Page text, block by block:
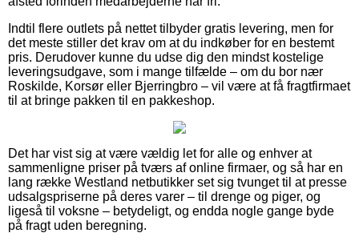
Indtil flere outlets på nettet tilbyder gratis levering, men for
det meste stiller det krav om at du indkøber for en bestemt
pris. Derudover kunne du udse dig den mindst kostelige
leveringsudgave, som i mange tilfælde – om du bor nær
Roskilde, Korsør eller Bjerringbro – vil være at få fragtfirmaet
til at bringe pakken til en pakkeshop.
Det har vist sig at være vældig let for alle og enhver at
sammenligne priser på tværs af online firmaer, og så har en
lang række Westland netbutikker set sig tvunget til at presse
udsalgspriserne på deres varer – til drenge og piger, og
ligeså til voksne – betydeligt, og endda nogle gange byde
på fragt uden beregning.